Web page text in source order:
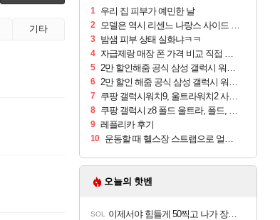
기타
1 우리 집 피부가 예민한 날
2 모델은 역시 리센느 나랑스 사이드 1.25L 1박스
3 밤샘 피부 상태 실화냐ㅋㅋ
4 자급제랑 매장 폰 가격 비교 직접 안가도 되네요
5 2만 할인해줌 공식 삼성 갤럭시 워치9 크림, 40mm, 블루투스
6 2만 할인 해줌 공식 삼성 갤럭시 워치9 실버, 44mm, 블루투스
7 쿠팡 갤럭시워치9, 울트라워치2 사전구매 혜택 받아보세요
8 쿠팡 갤럭시 z8 폴드 울트라, 폴드, 플립 사전예약
9 레플리카 후기
10 운동할 때 헬스장 스트랩으로 얼굴 만졌다가 볼 뒤집어짐
오늘의 핫벤
SOL 이제서야 힘들게 50찍고 나가 장궁 받았는데...